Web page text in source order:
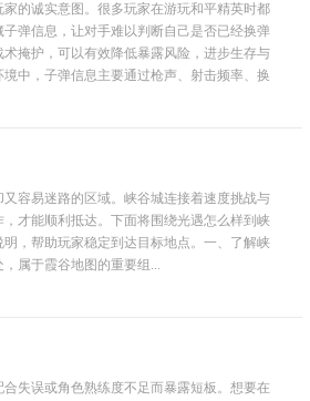
的诚实意图。很多玩家在游玩和平精英时都
弹信息，让对手难以判断自己是否已经换弹
掩护，可以有效降低暴露风险，进步生存与
中，子弹信息主要通过枪声、射击频率、换
容易迷路的区域。峡谷城连接着速度挑战与
才能顺利抵达。下面将围绕光遇怎么样到峡
，帮助玩家稳定到达目标地点。一、了解峡
属于霞谷地图的重要组...
失误或角色熟练度不足而暴露短板。想要在